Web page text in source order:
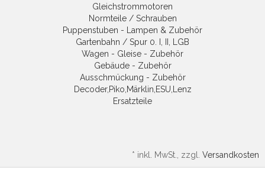
Gleichstrommotoren
Normteile / Schrauben
Puppenstuben - Lampen & Zubehör
Gartenbahn / Spur 0. I, II, LGB
Wagen - Gleise - Zubehör
Gebäude - Zubehör
Ausschmückung - Zubehör
Decoder,Piko,Märklin,ESU,Lenz
Ersatzteile
* inkl. MwSt., zzgl. Versandkosten